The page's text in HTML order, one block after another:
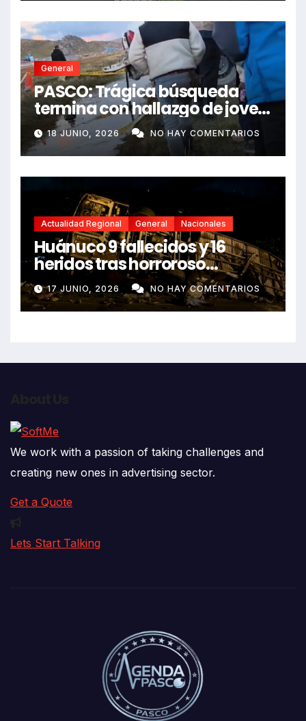
General
PASCO: Trágica búsqueda
termina con hallazgo de joven
sin vida en Rancas
18 JUNIO, 2026 NO HAY COMENTARIOS
Actualidad Regional General Nacionales
Huánuco 9 fallecidos y 16
heridos tras horroroso
despiste de bus Real Chancas
que impactó contra vivienda
17 JUNIO, 2026 NO HAY COMENTARIOS
We work with a passion of taking challenges and
creating new ones in advertising sector.
Get a Quote
Lets Start Talking